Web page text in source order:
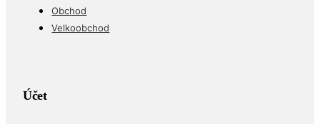
Obchod
Velkoobchod
Účet